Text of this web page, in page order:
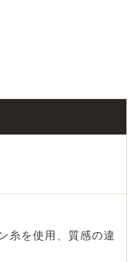
糸を使用、質感の違